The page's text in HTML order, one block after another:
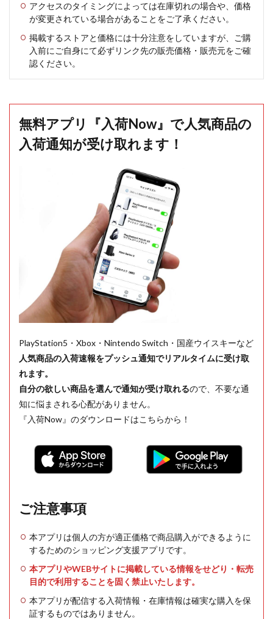
アクセスのタイミングによっては在庫切れの場合や、価格
が変更されている場合があることをご了承ください。
掲載するストアと価格には十分注意をしていますが、ご購
入前にご自身にて必ずリンク先の販売価格・販売元をご確
認ください。
無料アプリ『入荷Now』で人気商品の
入荷通知が受け取れます！
PlayStation5・Xbox・Nintendo Switch・国産ウイスキーなど
人気商品の入荷速報をプッシュ通知でリアルタイムに受け取
れます。
自分の欲しい商品を選んで通知が受け取れるので、不要な通
知に悩まされる心配がありません。
『入荷Now』のダウンロードはこちらから！
ご注意事項
本アプリは個人の方が適正価格で商品購入ができるように
するためのショッピング支援アプリです。
本アプリやWEBサイトに掲載している情報をせどり・転売
目的で利用することを固く禁止いたします。
本アプリが配信する入荷情報・在庫情報は確実な購入を保
証するものではありません。